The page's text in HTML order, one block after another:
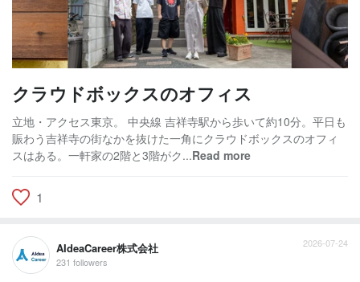
クラウドボックスのオフィス
立地・アクセス東京。 中央線 吉祥寺駅から歩いて約10分。平日も
賑わう吉祥寺の街なかを抜けた一角にクラウドボックスのオフィ
スはある。一軒家の2階と3階がク...Read more
1
AIdeaCareer株式会社
231 followers
2026-07-24